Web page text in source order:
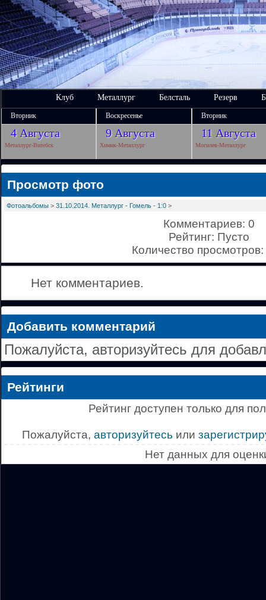
Клуб Металлург Белсталь Резерв
Вторник Воскресенье Вторник
4 Августа 9 Августа 11 Августа
Металлург-Витебск Химик-Металлург Могилев-Металлург
Просмотр фото
Фотоальбомы > 31.10.2014. Металлург - Гомель - 1:0 >
Комментариев: 0
Рейтинг: Пусто
Количество
Нет комментариев.
Добавить комментарий
Пожалуйста, авторизуйтесь для
Рейтинги
Рейтинг доступен только для
Пожалуйста, авторизуйтесь или
Нет данных для